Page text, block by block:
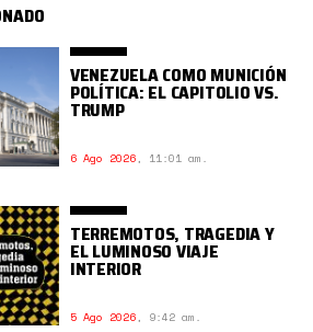
VENEZUELA COMO MUNICIÓN
POLÍTICA: EL CAPITOLIO VS.
TRUMP
6 Ago 2026, 11:01 am.
TERREMOTOS, TRAGEDIA Y
EL LUMINOSO VIAJE
INTERIOR
5 Ago 2026, 9:42 am.